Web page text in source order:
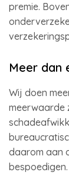
premie.
Meer dan
Wij doen
meerwaarde
daarom aan